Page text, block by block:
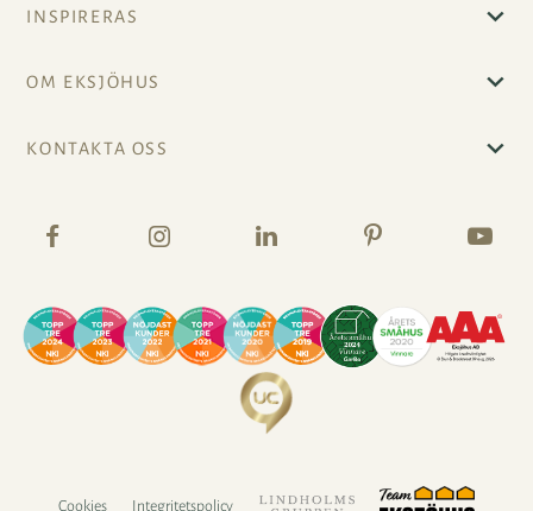
INSPIRERAS
OM EKSJÖHUS
KONTAKTA OSS
Cookies Integritetspolicy